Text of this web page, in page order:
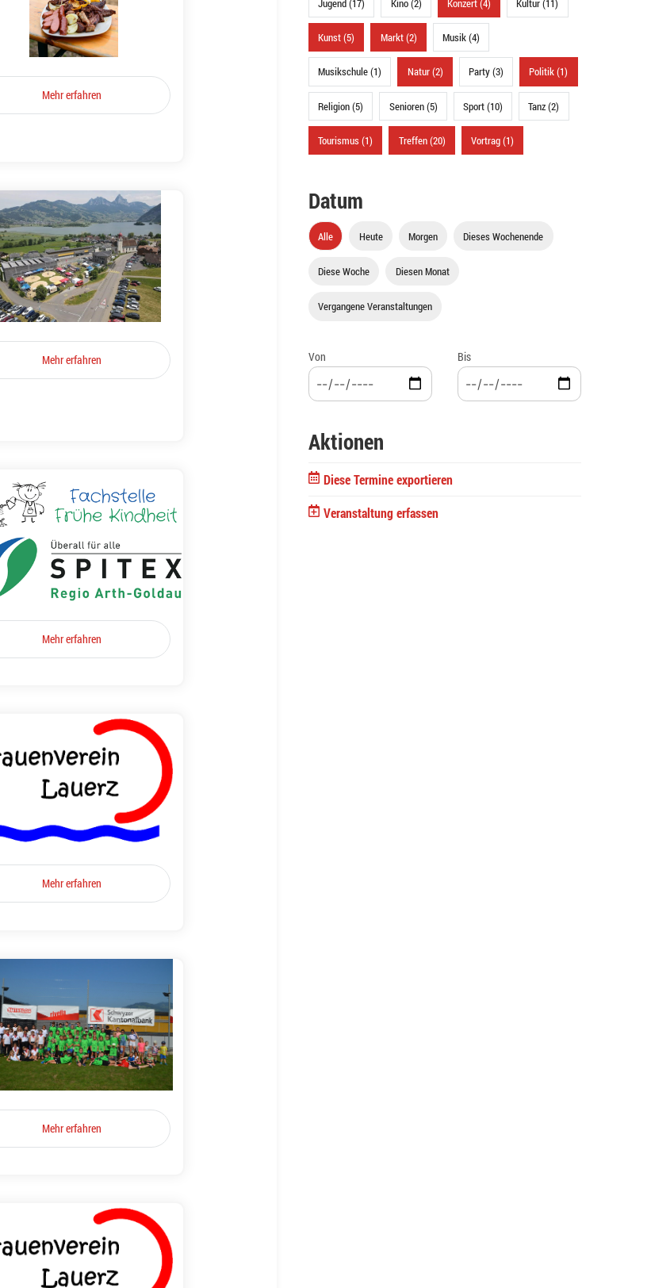
Mehr erfahren
Mehr erfahren
Mehr erfahren
Mehr erfahren
Mehr erfahren
Jugend (17) Kino (2) Konzert (4) Kultur (11)
Kunst (5) Markt (2) Musik (4)
Musikschule (1) Natur (2) Party (3) Politik (1)
Religion (5) Senioren (5) Sport (10) Tanz (2)
Tourismus (1) Treffen (20) Vortrag (1)
Datum
Alle Heute Morgen Dieses Wochenende
Diese Woche Diesen Monat
Vergangene Veranstaltungen
Von Bis
Aktionen
Diese Termine exportieren
Veranstaltung erfassen